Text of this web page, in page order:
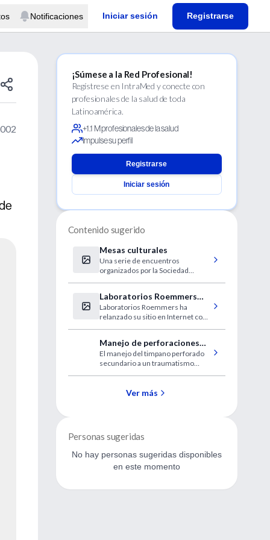
Notificaciones Iniciar sesión Registrarse
¡Súmese a la Red Profesional!
Regístrese en IntraMed y conecte con
profesionales de la salud de toda
Latinoamérica.
+1.1 M profesionales de la salud
Impulse su perfil
Registrarse
Iniciar sesión
Contenido sugerido
Mesas culturales
Una serie de encuentros
organizados por la Sociedad
Laboratorios Roemmers
lanzó su nuevo sitio web
Laboratorios Roemmers ha
relanzado su sitio en Internet con
Manejo de perforaciones
traumáticas del timpano
El manejo del timpano perforado
secundario a un traumatismo
infección.Ver más
Personas sugeridas
No hay personas sugeridas disponibles
en este momento